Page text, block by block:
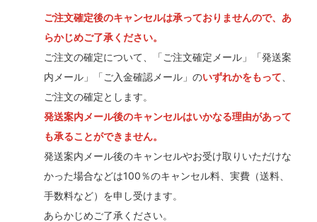
ご注文確定後のキャンセルは承っておりませんので、あ
らかじめご了承ください。
ご注文の確定について、「ご注文確定メール」「発送案
内メール」「ご入金確認メール」のいずれかをもって
ご注文の確定とします。
発送案内メール後のキャンセルはいかなる理由があって
も承ることができません。
発送案内メール後のキャンセルやお受け取りいただけな
かった場合などは100％のキャンセル料、実費（送料、
手数料など）を申し受けます。
あらかじめご了承ください。